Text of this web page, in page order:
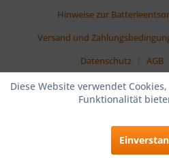
Hinweise zur
Versand und
Datenschutz
AGB
Diese Website verwendet
Funktionalität